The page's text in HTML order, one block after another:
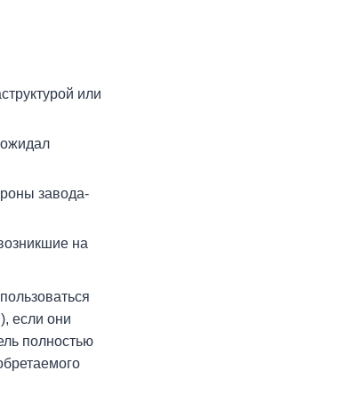
или
завода-
на
если они
полностью